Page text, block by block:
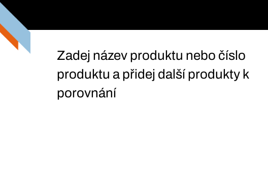
Zadej název produktu nebo číslo
produktu a přidej další produkty k
porovnání